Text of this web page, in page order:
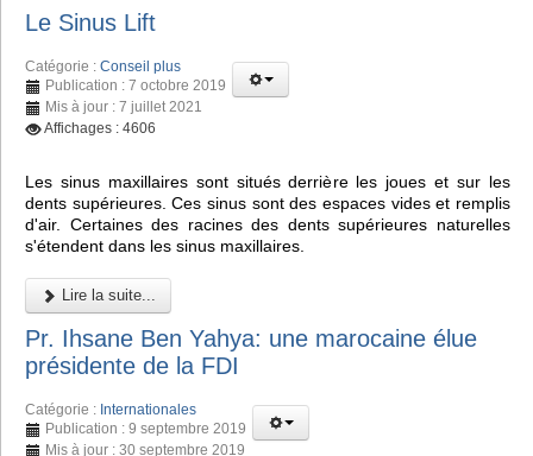
Le Sinus Lift
Catégorie : Conseil plus
Publication : 7 octobre 2019
Mis à jour : 7 juillet 2021
Affichages : 4606
Les sinus maxillaires sont situés derrière les joues et sur les
dents supérieures. Ces sinus sont des espaces vides et remplis
d'air. Certaines des racines des dents supérieures naturelles
s'étendent dans les sinus maxillaires.
Lire la suite...
Pr. Ihsane Ben Yahya: une marocaine élue
présidente de la FDI
Catégorie : Internationales
Publication : 9 septembre 2019
Mis à jour : 30 septembre 2019